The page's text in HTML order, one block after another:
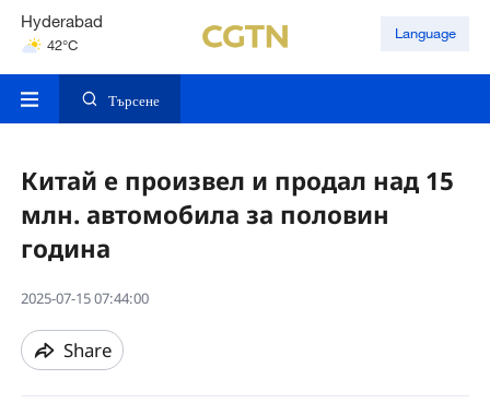
Hyderabad
42°C
Mumbai
Language
Търсене
Китай е произвел и продал над 15
млн. автомобила за половин
година
2025-07-15 07:44:00
Share